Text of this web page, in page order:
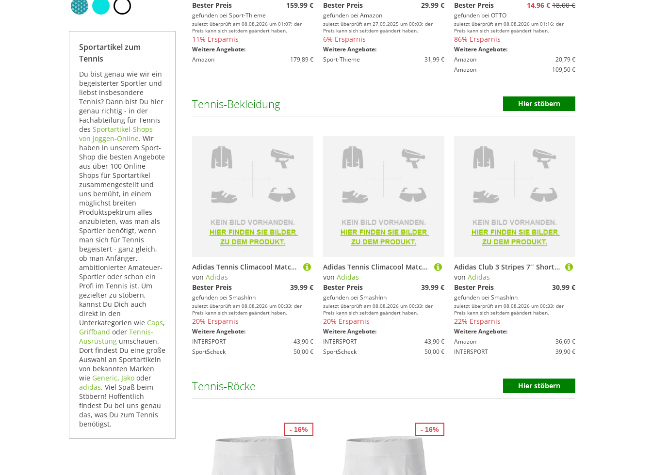
Sportartikel zum
Tennis
Du bist genau wie wir ein
begeisterter Sportler und
liebst insbesondere
Tennis? Dann bist Du hier
genau richtig - in der
Fachabteilung für Tennis
des Sportartikel-Shops
von Joggen-Online. Wir
haben in unserem Sport-
Shop die besten Angebote
aus über 100 Online-
Shops für Sportartikel
zusammengestellt und
uns bemüht, in einem
möglichst breiten
Produktspektrum alles
anzubieten, was man als
Sportler benötigt, wenn
man sich für Tennis
begeistert - ganz gleich,
ob man Anfänger,
ambitionierter Amateuer-
Sportler oder schon ein
Profi im Tennis ist. Um
gezielter zu stöbern,
kannst Du Dich auch
direkt in den
Unterkategorien wie Caps,
Griffband oder Tennis-
Ausrüstung umschauen.
Dort findest Du eine große
Auswahl an Sportartikeln
von bekannten Marken
wie Generic, Jako oder
adidas. Viel Spaß beim
Stöbern! Hoffentlich
findest Du bei uns genau
das, was Du zum Tennis
benötigst.
Bester Preis
159,99 €
gefunden bei Sport-Thieme
zuletzt überprüft am 08.08.2026 um 01:07; der
Preis kann sich seitdem geändert haben.
11% Ersparnis
Weitere Angebote:
Amazon
179,89 €
Bester Preis
29,99 €
gefunden bei Amazon
zuletzt überprüft am 27.09.2025 um 00:03; der
Preis kann sich seitdem geändert haben.
6% Ersparnis
Weitere Angebote:
Sport-Thieme
31,99 €
Bester Preis
14,96 € 18,00 €
gefunden bei OTTO
zuletzt überprüft am 08.08.2026 um 01:16; der
Preis kann sich seitdem geändert haben.
86% Ersparnis
Weitere Angebote:
Amazon
20,79 €
Amazon
109,50 €
Tennis-Bekleidung Hier stöbern
Adidas Tennis Climacool Match Pro Sleeveless T-shirt Weiß S Frau
von Adidas
Bester Preis
39,99 €
gefunden bei SmashInn
zuletzt überprüft am 08.08.2026 um 00:33; der
Preis kann sich seitdem geändert haben.
20% Ersparnis
Weitere Angebote:
INTERSPORT
43,90 €
SportScheck
50,00 €
Adidas Tennis Climacool Match Pro Sleeveless T-shirt Weiß L Frau
von Adidas
Bester Preis
39,99 €
gefunden bei SmashInn
zuletzt überprüft am 08.08.2026 um 00:33; der
Preis kann sich seitdem geändert haben.
20% Ersparnis
Weitere Angebote:
INTERSPORT
43,90 €
SportScheck
50,00 €
Adidas Club 3 Stripes 7´´ Shorts Schwarz S Mann
von Adidas
Bester Preis
30,99 €
gefunden bei SmashInn
zuletzt überprüft am 08.08.2026 um 00:33; der
Preis kann sich seitdem geändert haben.
22% Ersparnis
Weitere Angebote:
Amazon
36,69 €
INTERSPORT
39,90 €
Tennis-Röcke Hier stöbern
- 16% - 16%